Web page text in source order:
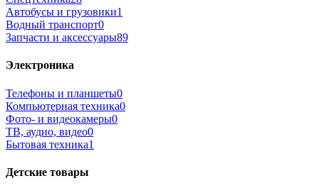
Автобусы и грузовики1
Водный транспорт0
Запчасти и аксессуары89
Электроника
Телефоны и планшеты0
Компьютерная техника0
Фото- и видеокамеры0
ТВ, аудио, видео0
Бытовая техника1
Детские товары